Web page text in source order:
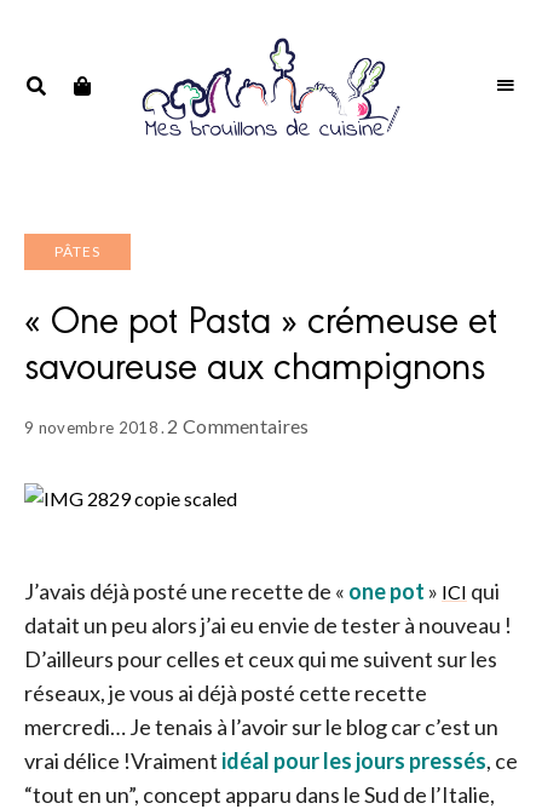
PÂTES
« One pot Pasta » crémeuse et
savoureuse aux champignons
9 novembre 2018 2 Commentaires
J’avais déjà posté une recette de « one pot » ICI qui
datait un peu alors j’ai eu envie de tester à nouveau !
D’ailleurs pour celles et ceux qui me suivent sur les
réseaux, je vous ai déjà posté cette recette
mercredi… Je tenais à l’avoir sur le blog car c’est un
vrai délice !Vraiment idéal pour les jours pressés, ce
“tout en un”, concept apparu dans le Sud de l’Italie,